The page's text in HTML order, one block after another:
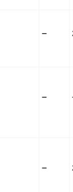
–
–
–